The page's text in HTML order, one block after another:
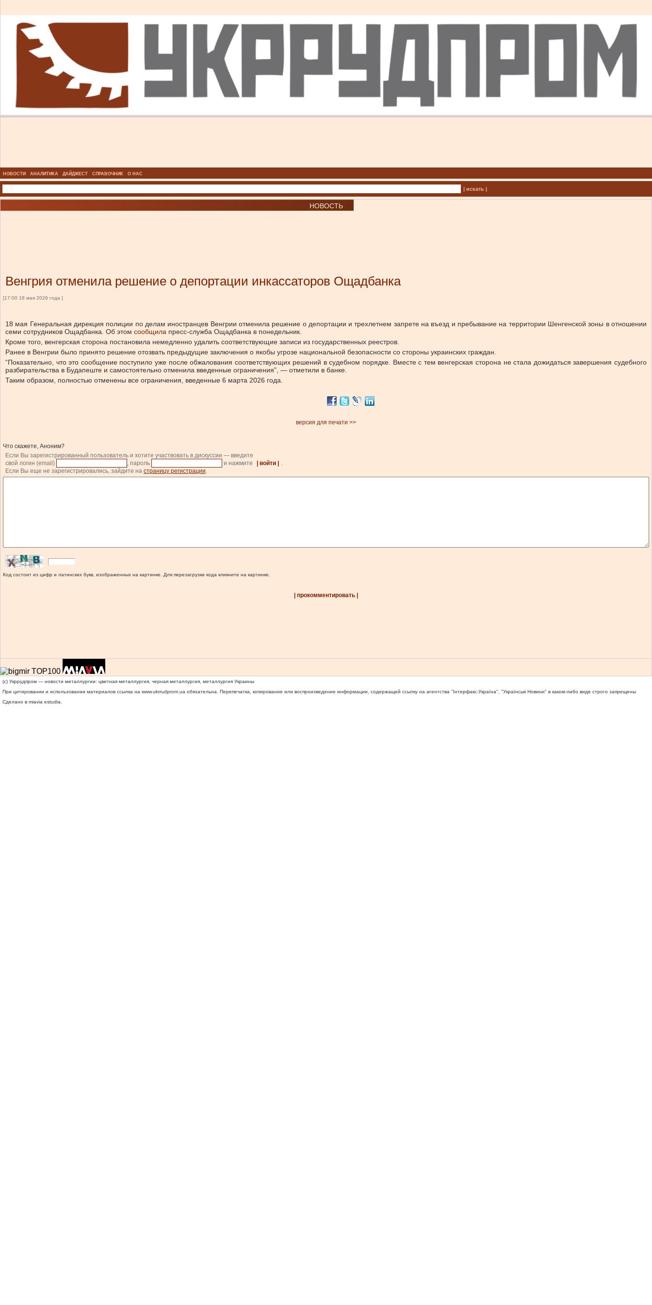
НОВОСТИ АНАЛИТИКА ДАЙДЖЕСТ СПРАВОЧНИК О НАС
| искать |
НОВОСТЬ
Венгрия отменила решение о депортации инкассаторов Ощадбанка
[17:00 18 мая 2026 года ]
18 мая Генеральная дирекция полиции по делам иностранцев Венгрии отменила решение о депортации и трехлетнем запрете на въезд и пребывание на территории Шенгенской зоны в отношении
семи сотрудников Ощадбанка. Об этом сообщила пресс-служба Ощадбанка в понедельник.
Кроме того, венгерская сторона постановила немедленно удалить соответствующие записи из государственных реестров.
Ранее в Венгрии было принято решение отозвать предыдущие заключения о якобы угрозе национальной безопасности со стороны украинских граждан.
“Показательно, что это сообщение поступило уже после обжалования соответствующих решений в судебном порядке. Вместе с тем венгерская сторона не стала дожидаться завершения судебного
разбирательства в Будапеште и самостоятельно отменила введенные ограничения”, — отметили в банке.
Таким образом, полностью отменены все ограничения, введенные 6 марта 2026 года.
версия для печати >>
Что скажете, Аноним?
Если Вы зарегистрированный пользователь и хотите участвовать в дискуссии — введите
свой логин (email)
, пароль и нажмите | войти |
.
Если Вы еще не зарегистрировались, зайдите на страницу регистрации.
Код состоит из цифр и латинских букв, изображенных на картинке. Для перезагрузки кода кликните на картинке.
| прокомментировать |
(c) Укррудпром — новости металлургии: цветная металлургия, черная металлургия, металлургия Украины
При цитировании и использовании материалов ссылка на www.ukrrudprom.ua обязательна. Перепечатка, копирование или воспроизведение информации, содержащей ссылку на агентства "Iнтерфакс-Україна", "Українськi Новини" в каком-либо виде строго запрещены
Сделано в miavia estudia.